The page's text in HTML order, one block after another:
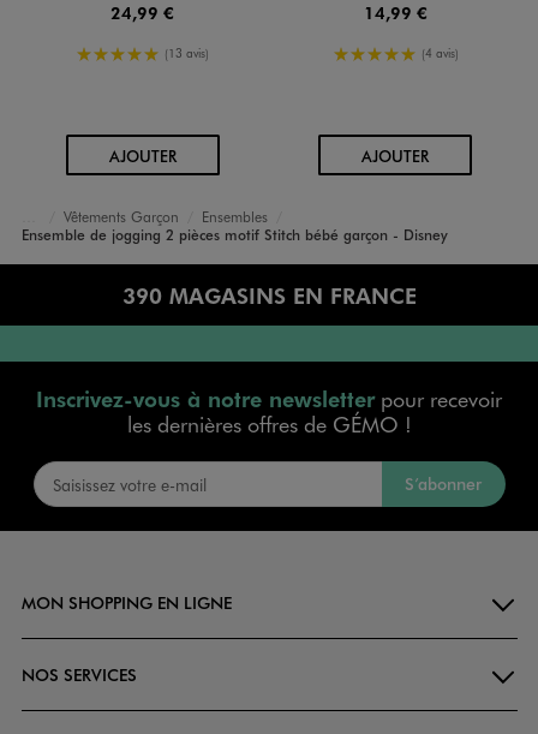
24,99 €
5/5 de moyenne
(13 avis)
AJOUTERAU PANIER
14,99 €
5/5 de moyenne
(4 avis)
AJOUTERAU PANIER
Accueil
Bébé
Vêtements Garçon
Ensembles
Ensemble de jogging 2 pièces motif Stitch bébé garçon - Disney
390 MAGASINS EN FRANCE
Inscrivez-vous à notre newsletterpour recevoir
les dernières offres de GÉMO !
S’abonner
MON SHOPPING EN LIGNE
NOS SERVICES